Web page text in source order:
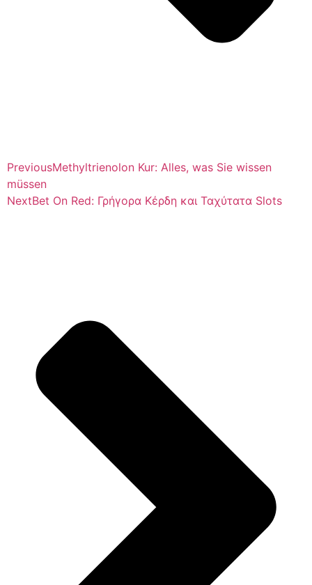
PreviousMethyltrienolon Kur: Alles, was Sie wissen
müssen
NextBet On Red: Γρήγορα Κέρδη και Ταχύτατα Slots